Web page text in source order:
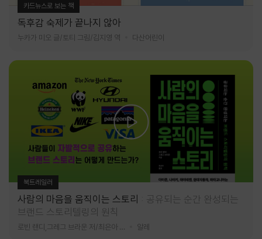
카드뉴스로 보는 책
독후감 숙제가 끝나지 않아
누카가 미오 글/토티 그림/김지영 역 다산어린이
북트레일러
사람의 마음을 움직이는 스토리
공유되는 순간 완성되는
브랜드 스토리텔링의 원칙
알레